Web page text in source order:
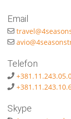
Email
Telefon
Skype